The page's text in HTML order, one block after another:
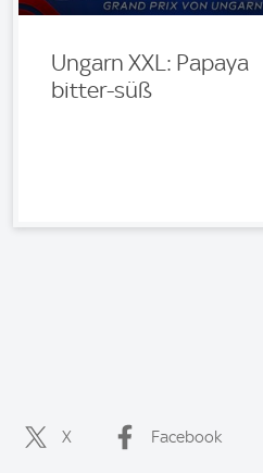
Ungarn XXL: Papaya
bitter-süß
X Facebook